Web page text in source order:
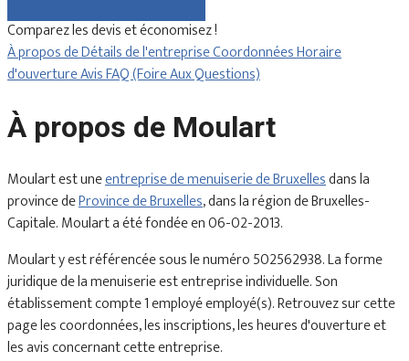
Comparez les devis et économisez !
À propos deDétails de l'entrepriseCoordonnéesHoraire
d'ouvertureAvisFAQ (Foire Aux Questions)
À propos de Moulart
Moulart est uneentreprise de menuiserie de Bruxellesdans la
province deProvince de Bruxelles, dans la région de Bruxelles-
Capitale. Moulart a été fondée en 06-02-2013.
Moulart y est référencée sous le numéro 502562938. La forme
juridique de la menuiserie est entreprise individuelle. Son
établissement compte 1 employé employé(s). Retrouvez sur cette
page les coordonnées, les inscriptions, les heures d'ouverture et
les avis concernant cette entreprise.